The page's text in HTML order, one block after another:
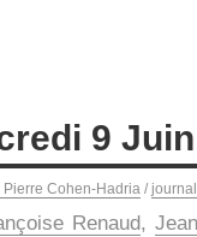
9
Pierre Cohen-Hadria /
Renaud,